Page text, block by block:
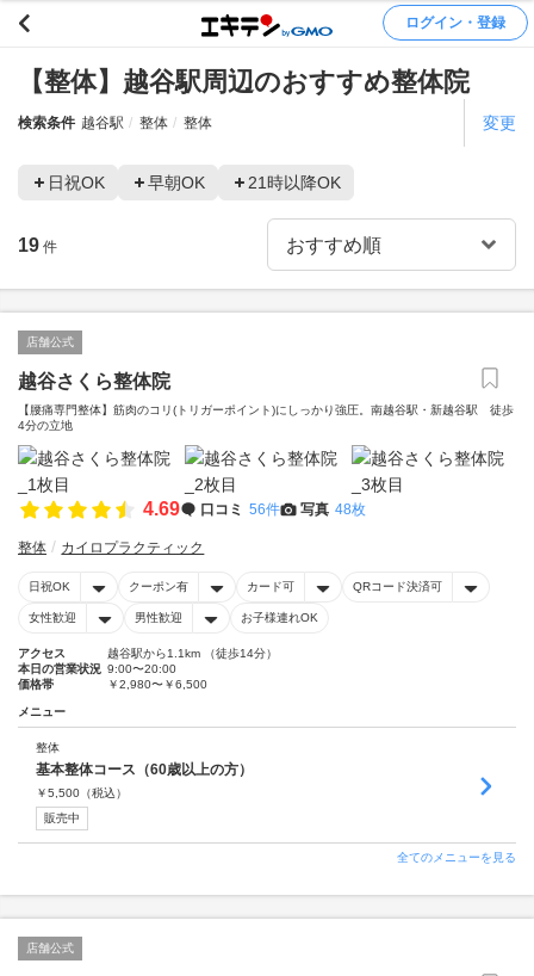
ログイン・登録
【整体】越谷駅周辺のおすすめ整体院
検索条件 越谷駅 整体 整体 変更
日祝OK 早朝OK 21時以降OK
19 件
店舗公式
越谷さくら整体院
【腰痛専門整体】筋肉のコリ(トリガーポイント)にしっかり強圧。南越谷駅・新越谷駅 徒歩
4分の立地
4.69 口コミ 56件 写真 48枚
整体 カイロプラクティック
日祝OK クーポン有 カード可 QRコード決済可
女性歓迎 男性歓迎 お子様連れOK
アクセス
越谷駅から1.1km （徒歩14分）
本日の営業状況 9:00〜20:00
価格帯
￥2,980〜￥6,500
メニュー
整体
基本整体コース（60歳以上の方）
￥5,500 （税込）
販売中
全てのメニューを見る
店舗公式